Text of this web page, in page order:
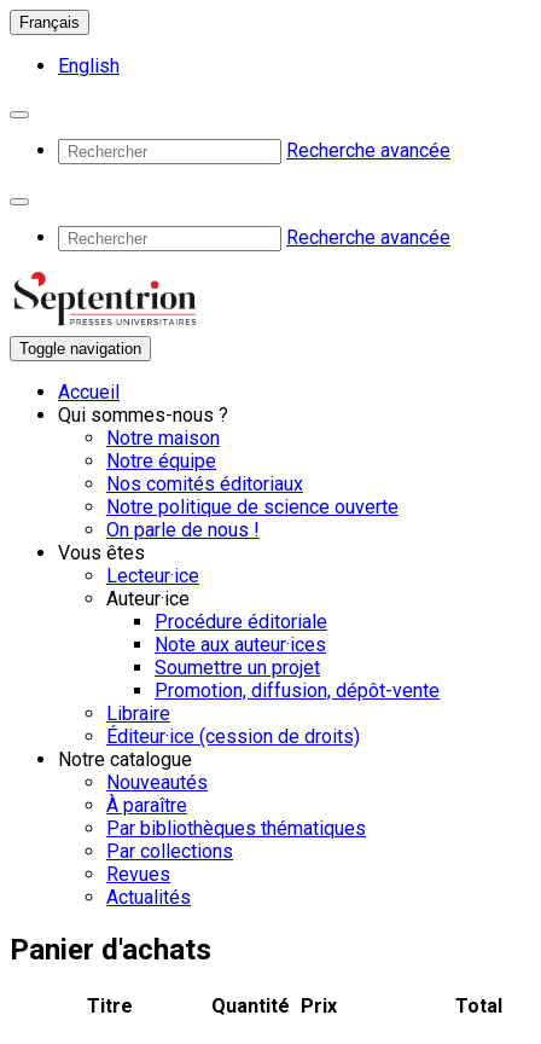
Français
English
Recherche avancée
Recherche avancée
Toggle navigation
Accueil
Qui sommes-nous ?
Notre maison
Notre équipe
Nos comités éditoriaux
Notre politique de science ouverte
On parle de nous !
Vous êtes
Lecteur·ice
Auteur·ice
Procédure éditoriale
Note aux auteur·ices
Soumettre un projet
Promotion, diffusion, dépôt-vente
Libraire
Éditeur·ice (cession de droits)
Notre catalogue
Nouveautés
À paraître
Par bibliothèques thématiques
Par collections
Revues
Actualités
Panier d'achats
Titre Quantité Prix Total